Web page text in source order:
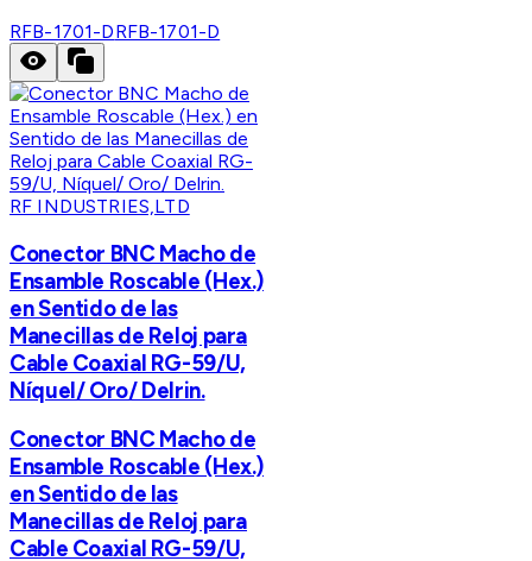
RFB-1701-DRFB-1701-D
RF INDUSTRIES,LTD
Conector BNC Macho de
Ensamble Roscable (Hex.)
en Sentido de las
Manecillas de Reloj para
Cable Coaxial RG-59/U,
Níquel/ Oro/ Delrin.
Conector BNC Macho de
Ensamble Roscable (Hex.)
en Sentido de las
Manecillas de Reloj para
Cable Coaxial RG-59/U,